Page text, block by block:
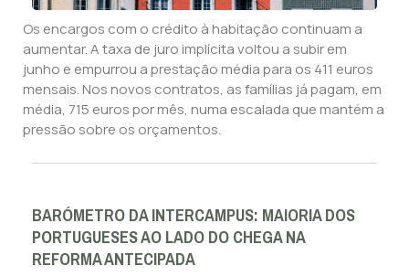
Os encargos com o crédito à habitação continuam a
aumentar. A taxa de juro implícita voltou a subir em
junho e empurrou a prestação média para os 411 euros
mensais. Nos novos contratos, as famílias já pagam, em
média, 715 euros por mês, numa escalada que mantém a
pressão sobre os orçamentos.
BARÓMETRO DA INTERCAMPUS: MAIORIA DOS
PORTUGUESES AO LADO DO CHEGA NA
REFORMA ANTECIPADA